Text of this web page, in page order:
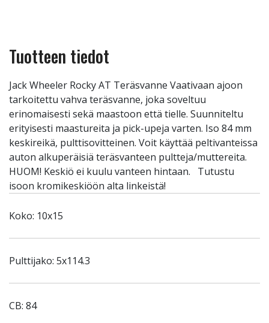
Tuotteen tiedot
Jack Wheeler Rocky AT Teräsvanne Vaativaan ajoon
tarkoitettu vahva teräsvanne, joka soveltuu
erinomaisesti sekä maastoon että tielle. Suunniteltu
erityisesti maastureita ja pick-upeja varten. Iso 84 mm
keskireikä, pulttisovitteinen. Voit käyttää peltivanteissa
auton alkuperäisiä teräsvanteen pultteja/muttereita.
HUOM! Keskiö ei kuulu vanteen hintaan. Tutustu
isoon kromikeskiöön alta linkeistä!
Koko: 10x15
Pulttijako: 5x114.3
CB: 84